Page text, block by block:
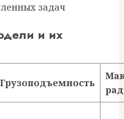
задач
и их
Грузоподъемность